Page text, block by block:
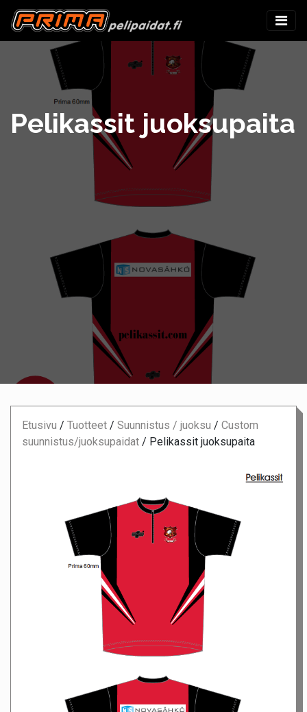
Pelikassit juoksupaita
Etusivu / Tuotteet / Suunnistus / juoksu / Custom
suunnistus/juoksupaidat / Pelikassit juoksupaita